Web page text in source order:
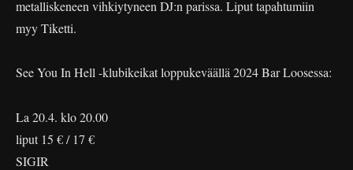
metalliskeneen vihkiytyneen DJ:n parissa. Liput tapahtumiin
myy Tiketti.
See You In Hell -klubikeikat loppukeväällä 2024 Bar Loosessa:
La 20.4. klo 20.00
liput 15 € / 17 €
SIGIR